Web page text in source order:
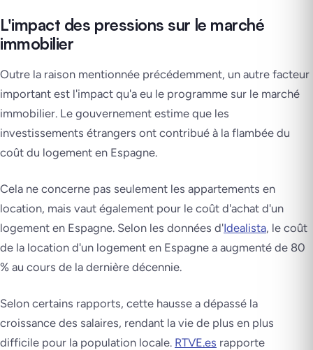
L'impact des pressions sur le marché
immobilier
Outre la raison mentionnée précédemment, un autre facteur
important est l'impact qu'a eu le programme sur le marché
immobilier. Le gouvernement estime que les
investissements étrangers ont contribué à la flambée du
coût du logement en Espagne.
Cela ne concerne pas seulement les appartements en
location, mais vaut également pour le coût d'achat d'un
logement en Espagne. Selon les données d'Idealista, le coût
de la location d'un logement en Espagne a augmenté de 80
% au cours de la dernière décennie.
Selon certains rapports, cette hausse a dépassé la
croissance des salaires, rendant la vie de plus en plus
difficile pour la population locale. RTVE.es rapporte